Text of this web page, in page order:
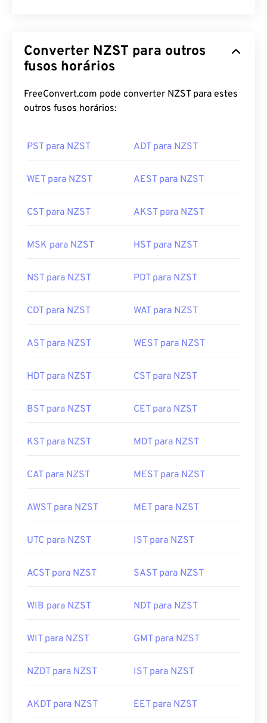
Converter NZST para outros
fusos horários
FreeConvert.com pode converter NZST para estes
outros fusos horários:
PST para NZST ADT para NZST
WET para NZST AEST para NZST
CST para NZST AKST para NZST
MSK para NZST HST para NZST
NST para NZST PDT para NZST
CDT para NZST WAT para NZST
AST para NZST WEST para NZST
HDT para NZST CST para NZST
BST para NZST CET para NZST
KST para NZST MDT para NZST
CAT para NZST MEST para NZST
AWST para NZST MET para NZST
UTC para NZST IST para NZST
ACST para NZST SAST para NZST
WIB para NZST NDT para NZST
WIT para NZST GMT para NZST
NZDT para NZST IST para NZST
AKDT para NZST EET para NZST